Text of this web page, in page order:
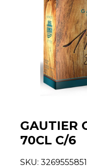
GAUTIER
70CL C/6
SKU: